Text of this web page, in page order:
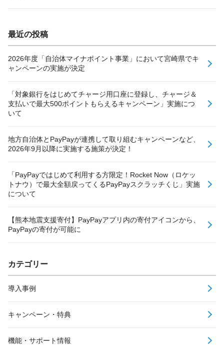
最近の投稿
2026年度「自治体マイナポイント事業」において宮崎県でキ
ャンペーンの実施が決定
「対象銀行をはじめてチャージ用口座に登録し、チャージ＆
支払いで最大500ポイントもらえるキャンペーン」実施につ
いて
地方自治体とPayPayが連携して取り組むキャンペーンなど、
2026年9月以降に実施する施策が決定！
「PayPayではじめて利用する方限定！Rocket Now（ロケッ
トナウ）で最大全額戻ってくるPayPayスクラッチくじ」実施
について
【熊本地震支援寄付】PayPayアプリ内の寄付アイコンから、
PayPayの寄付が可能に
カテゴリー
導入事例
キャンペーン・特典
機能・サポート情報